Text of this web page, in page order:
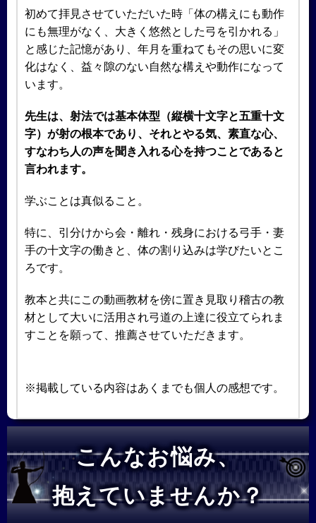
初めて拝見させていただいた時「体の構えにも動作
にも無理がなく、大きく悠然とした弓を引かれる」
と感じた記憶があり、年月を重ねてもその思いに変
化はなく、益々隙のない自然な構えや動作になって
います。
先生は、射法では基本体型（縦横十文字と五重十文
字）が射の根本であり、それとやる気、素直な心、
すなわち人の声を聞き入れる心を持つことであると
言われます。
学ぶことは真似ること。
特に、引分けから会・離れ・残身における弓手・妻
手の十文字の働きと、体の割り込みは学びたいとこ
ろです。
教本と共にこの動画教材を傍に置き見取り稽古の教
材として大いに活用され弓道の上達に役立てられま
すことを願って、推薦させていただきます。
※掲載している内容はあくまでも個人の感想です。
こんなお悩み、
抱えていませんか？